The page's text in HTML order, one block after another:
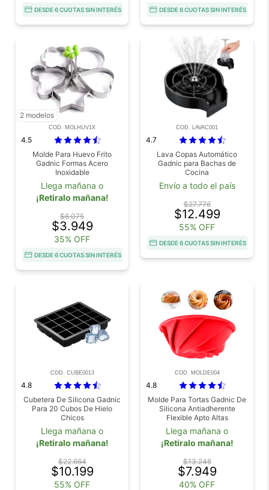
DESDE 6 CUOTAS SIN INTERÉS DESDE 6 CUOTAS SIN INTERÉS
2 modelos
COD. MOLHUV1X
4.5
Molde Para Huevo Frito
Gadnic Formas Acero
Inoxidable
Llega mañana o
¡Retiralo mañana!
$6.075
$3.949
35% OFF
DESDE 6 CUOTAS SIN INTERÉS
COD. LAVAC001
4.7
Lava Copas Automático
Gadnic para Bachas de
Cocina
Envío a todo el país
$27.776
$12.499
55% OFF
DESDE 6 CUOTAS SIN INTERÉS
COD. CUBE0013
4.8
Cubetera De Silicona Gadnic
Para 20 Cubos De Hielo
Chicos
Llega mañana o
¡Retiralo mañana!
$22.664
$10.199
55% OFF
COD. MOLDE004
4.8
Molde Para Tortas Gadnic De
Silicona Antiadherente
Flexible Apto Altas
Temperaturas Tamaño 8.5 x
24 cm
Llega mañana o
¡Retiralo mañana!
$13.248
$7.949
40% OFF